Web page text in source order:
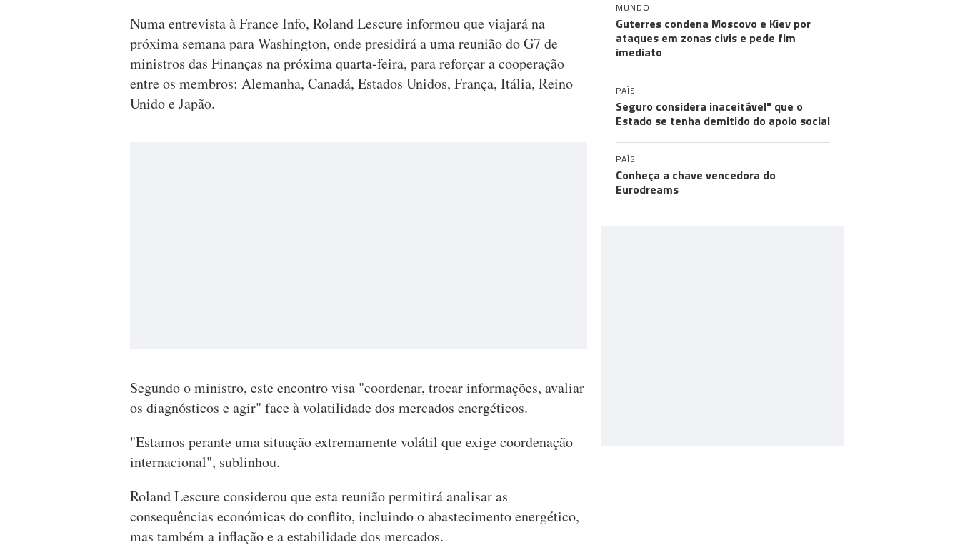
Numa entrevista à France Info, Roland Lescure informou que viajará na
próxima semana para Washington, onde presidirá a uma reunião do G7 de
ministros das Finanças na próxima quarta-feira, para reforçar a cooperação
entre os membros: Alemanha, Canadá, Estados Unidos, França, Itália, Reino
Unido e Japão.
Segundo o ministro, este encontro visa "coordenar, trocar informações, avaliar
os diagnósticos e agir" face à volatilidade dos mercados energéticos.
"Estamos perante uma situação extremamente volátil que exige coordenação
internacional", sublinhou.
Roland Lescure considerou que esta reunião permitirá analisar as
consequências económicas do conflito, incluindo o abastecimento energético,
mas também a inflação e a estabilidade dos mercados.
MUNDO
Guterres condena Moscovo e Kiev por
ataques em zonas civis e pede fim
imediato
PAÍS
Seguro considera inaceitável" que o
Estado se tenha demitido do apoio social
PAÍS
Conheça a chave vencedora do
Eurodreams